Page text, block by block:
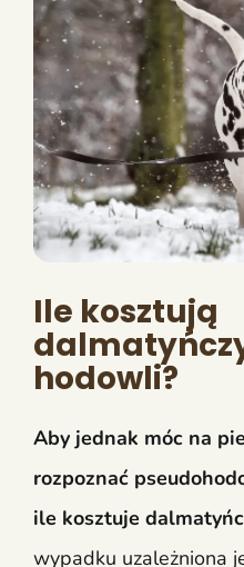
Ile kosztują
hodowli?
Aby jednak móc na
rozpoznać
ile kosztuje
wypadku uzależniona